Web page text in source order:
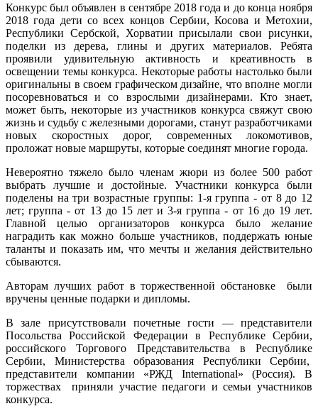
Конкурс был объявлен в сентябре 2018 года и до конца ноября
2018 года дети со всех концов Сербии, Косова и Метохии,
Республики Сербской, Хорватии присылали свои рисунки,
поделки из дерева, глины и других материалов. Ребята
проявили удивительную активность и креативность в
освещении темы конкурса. Некоторые работы настолько были
оригинальны в своем графическом дизайне, что вполне могли
посоревноваться и со взрослыми дизайнерами. Кто знает,
может быть, некоторые из участников конкурса свяжут свою
жизнь и судьбу с железными дорогами, станут разработчиками
новых скоростных дорог, современных локомотивов,
проложат новые маршруты, которые соединят многие города.
Невероятно тяжело было членам жюри из более 500 работ
выбрать лучшие и достойные. Участники конкурса были
поделены на три возрастные группы: 1-я группа - от 8 до 12
лет; группа - от 13 до 15 лет и 3-я группа - от 16 до 19 лет.
Главной целью организаторов конкурса было желание
наградить как можно больше участников, поддержать юные
таланты и показать им, что мечты и желания действительно
сбываются.
Авторам лучших работ в торжественной обстановке были
вручены ценные подарки и дипломы.
В зале присутствовали почетные гости — представители
Посольства Российской Федерации в Республике Сербии,
российского Торгового Представительства в Республике
Сербии, Министерства образования Республики Сербии,
представители компании «РЖД International» (Россия). В
торжествах приняли участие педагоги и семьи участников
конкурса.